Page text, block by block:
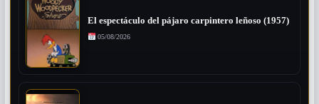
El espectáculo del pájaro carpintero leñoso (1957)
05/08/2026